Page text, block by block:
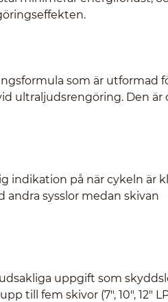
som är utformad
ultraljudsrengöring. Den är
indikation på när cykeln är
sysslor medan skivan
uppgift som
till fem skivor (7", 10", 12"